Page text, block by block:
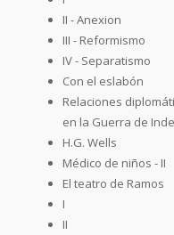
II - Anexion
III - Reformismo
IV - Separatismo
Con el eslabón
Relaciones
en la Guerra de
H.G. Wells
Médico de niños - II
El teatro de Ramos
I
II